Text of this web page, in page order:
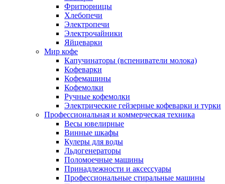
Фритюрницы
Хлебопечи
Электропечи
Электрочайники
Яйцеварки
Мир кофе
Капучинаторы (вспениватели молока)
Кофеварки
Кофемашины
Кофемолки
Ручные кофемолки
Электрические гейзерные кофеварки и турки
Профессиональная и коммерческая техника
Весы ювелирные
Винные шкафы
Кулеры для воды
Льдогенераторы
Поломоечные машины
Принадлежности и аксессуары
Профессиональные стиральные машины